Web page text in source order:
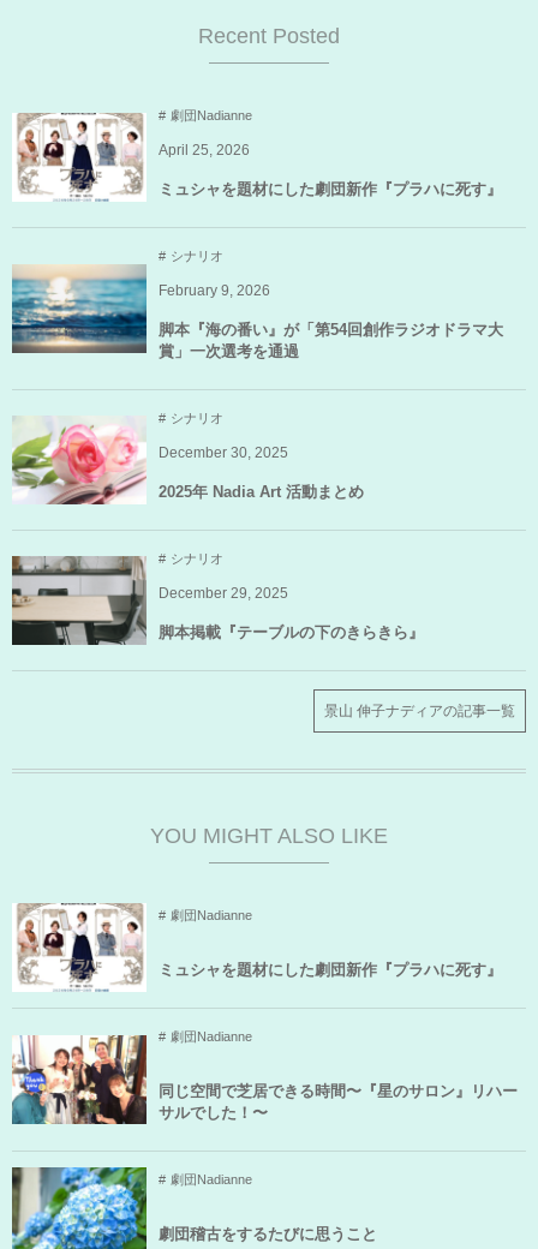
Recent Posted
劇団Nadianne
April 25, 2026
ミュシャを題材にした劇団新作『プラハに死す』
シナリオ
February 9, 2026
脚本『海の番い』が「第54回創作ラジオドラマ大
賞」一次選考を通過
シナリオ
December 30, 2025
2025年 Nadia Art 活動まとめ
シナリオ
December 29, 2025
脚本掲載『テーブルの下のきらきら』
景山 伸子ナディアの記事一覧
YOU MIGHT ALSO LIKE
劇団Nadianne
ミュシャを題材にした劇団新作『プラハに死す』
劇団Nadianne
同じ空間で芝居できる時間〜『星のサロン』リハー
サルでした！〜
劇団Nadianne
劇団稽古をするたびに思うこと